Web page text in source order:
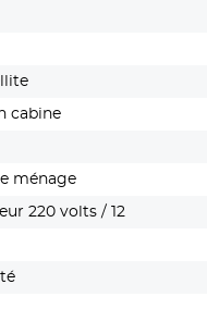
cabine
ménage
220 volts / 12